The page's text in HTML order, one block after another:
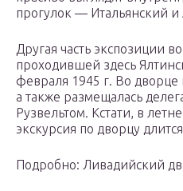
прогулок — Итальянский и
Другая часть экспозиции
проходившей здесь
февраля 1945 г. Во дворце
а также размещалась
Рузвельтом. Кстати, в
экскурсия по дворцу
Подробно: Ливадийский